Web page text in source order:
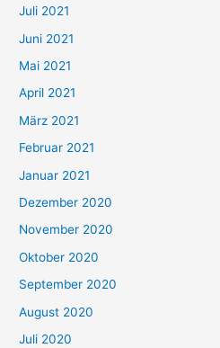
a
c
h
:
Juli 2021
Juni 2021
Mai 2021
April 2021
März 2021
Februar 2021
Januar 2021
Dezember 2020
November 2020
Oktober 2020
September 2020
August 2020
Juli 2020